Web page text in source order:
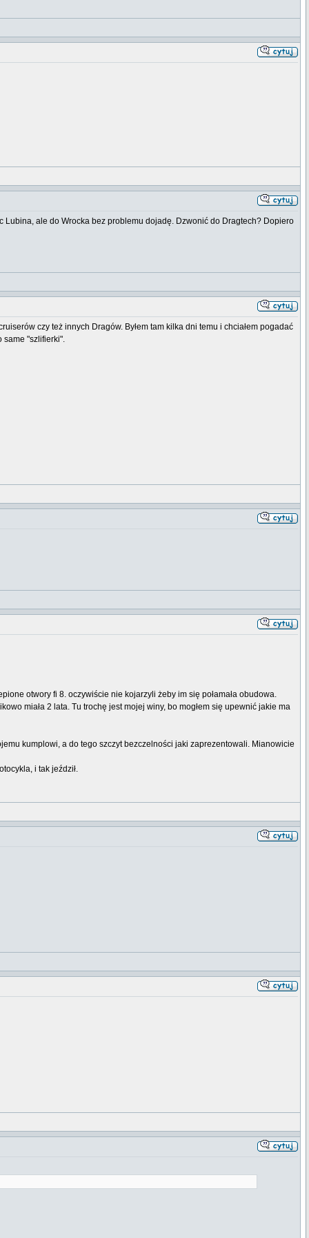
ale do Wrocka bez problemu dojadę. Dzwonić do Dragtech? Dopiero
czy też innych Dragów. Byłem tam kilka dni temu i chciałem pogadać
same "szlifierki".
otwory fi 8. oczywiście nie kojarzyli żeby im się połamała obudowa.
miała 2 lata. Tu trochę jest mojej winy, bo mogłem się upewnić jakie ma
kumplowi, a do tego szczyt bezczelności jaki zaprezentowali. Mianowicie
i tak jeździł.